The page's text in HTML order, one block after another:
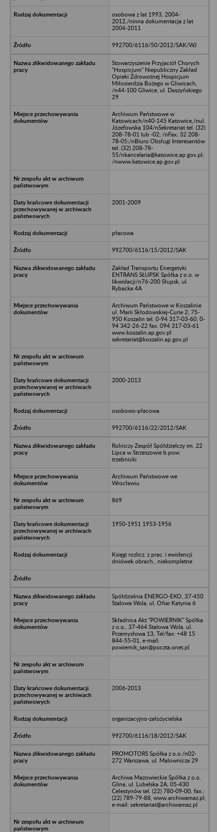
osobowa z lat 1993, 2004-
2012,/ninna dokumentacja z lat
2004-2011
992700/6116/50/2012/SAK/WJ
Stowarzyszenie Przyjaciół Chorych
"Hospicjum" Niepubliczny Zakład
Opieki Zdrowotnej Hospicjum
Miłosierdzia Bożego w Gliwicach,
/n44-100 Gliwice, ul. Daszyńskiego
29
Archiwum Państwowe w
Katowicach/n40-145 Katowice,/nul.
Józefowska 104/nSekretariat tel. (32)
208-78-01 lub -02; /nFax: 32 208-
78-05;/nBiuro Obsługi Interesantów
tel. (32) 208-78-
55/nkancelaria@katowice.ap.gov.pl;
/nwww.katowice.ap.gov.pl
2001-2009
płacowa
992700/6116/15/2012/SAK
Zakład Transportu Energetyki
ENTRANS SŁUPSK Spółka z o.o. w
likwidacji/n76-200 Słupsk, ul.
Rybacka 4A
Archiwum Państwowe w Koszalinie
ul. Marii Skłodowskiej-Curie 2; 75-
950 Koszalin tel. 0-94 317-03-60, 0-
94 342-26-22 fax. 094 317-03-61
www.koszalin.ap.gov.pl
sekretariat@koszalin.ap.gov.pl
2000-2013
osobowo-płacowa
992700/6116/22/2012/SAK
Rolniczy Zespół Spółdzielczy im. 22
Lipca w Strzeszowie b.pow.
trzebnicki
Archiwum Państwowe we
Wrocławiu
869
1950-1951 1953-1956
Księgi rozlicz. z prac. i ewidencji
dniówek obrach., niekompletne
Spółdzielnia ENERGO-EKO, 37-450
Stalowa Wola, ul. Ofiar Katynia 6
Składnica Akt "POWIERNIK" Spółka
z o.o., 37-464 Stalowa Wola, ul.
Przemysłowa 13, Tel/fax: +48 15
844-55-01, e-mail:
powiernik_san@poczta.onet.pl
2006-2013
organizacyjno-założycielska
992700/6116/18/2012/SAK
PROMOTORS Spółka z o.o./n02-
272 Warszawa, ul. Malownicza 29
Archiwa Mazowieckie Spółka z o.o.
Glina, ul. Lubelska 2A, 05-430
Celestynów tel. (22) 780-09-00, fax.:
(22) 789-79-88, www.archiwamaz.pl,
e-mail: sekretariat@archiwamaz.pl